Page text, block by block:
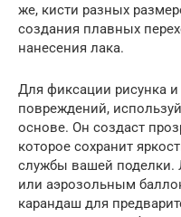
же, кисти разных
создания плавных
нанесения лака.
Для фиксации рисунка
повреждений,
основе. Он создаст
которое сохранит
службы вашей поделки.
или аэрозольным
карандаш для